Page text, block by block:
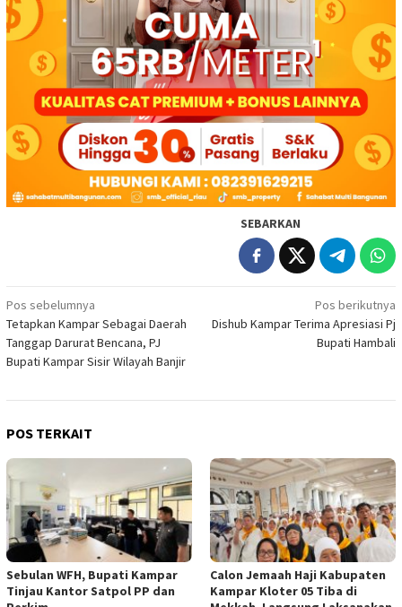
SEBARKAN
Navigasi
pos
Pos sebelumnya
Tetapkan Kampar Sebagai Daerah
Tanggap Darurat Bencana, PJ
Bupati Kampar Sisir Wilayah Banjir
Pos berikutnya
Dishub Kampar Terima Apresiasi Pj
Bupati Hambali
POS TERKAIT
Sebulan WFH, Bupati Kampar
Tinjau Kantor Satpol PP dan
Calon Jemaah Haji Kabupaten
Kampar Kloter 05 Tiba di